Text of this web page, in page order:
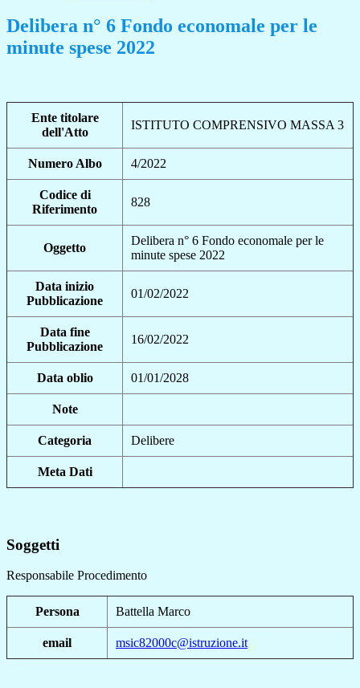
Delibera n° 6 Fondo economale per le
minute spese 2022
Ente titolare
dell'Atto
ISTITUTO COMPRENSIVO MASSA 3
Numero Albo 4/2022
Codice di
Riferimento
828
Oggetto
Delibera n° 6 Fondo economale per le
minute spese 2022
Data inizio
Pubblicazione
01/02/2022
Data fine
Pubblicazione
16/02/2022
Data oblio 01/01/2028
Note
Categoria Delibere
Meta Dati
Soggetti
Responsabile Procedimento
Persona Battella Marco
email msic82000c@istruzione.it